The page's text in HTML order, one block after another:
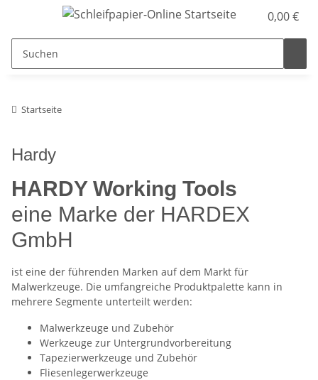
0,00 €
Startseite
Hardy
HARDY Working Tools
eine Marke der HARDEX
GmbH
ist eine der führenden Marken auf dem Markt für
Malwerkzeuge. Die umfangreiche Produktpalette kann in
mehrere Segmente unterteilt werden:
Malwerkzeuge und Zubehör
Werkzeuge zur Untergrundvorbereitung
Tapezierwerkzeuge und Zubehör
Fliesenlegerwerkzeuge